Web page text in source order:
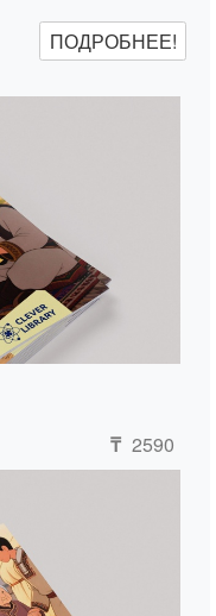
ПОДРОБНЕЕ!
₸ 2590